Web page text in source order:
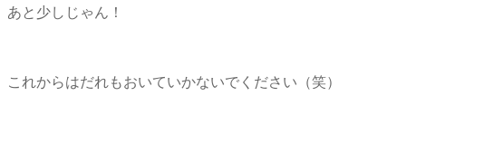
あと少しじゃん！
これからはだれもおいていかないでください（笑）